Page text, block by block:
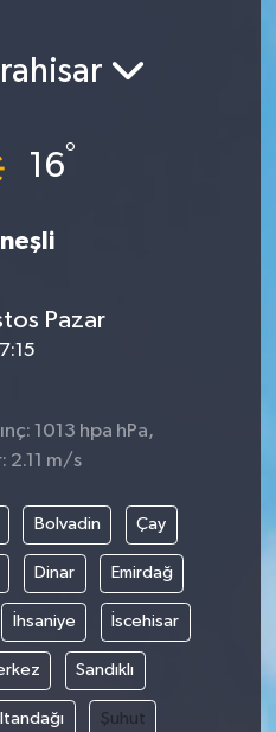
16°
Pazar
1013 hpa hPa,
2.11 m/s
Bolvadin Çay
Dinar Emirdağ
İhsaniye İscehisar
Sandıklı
Şuhut